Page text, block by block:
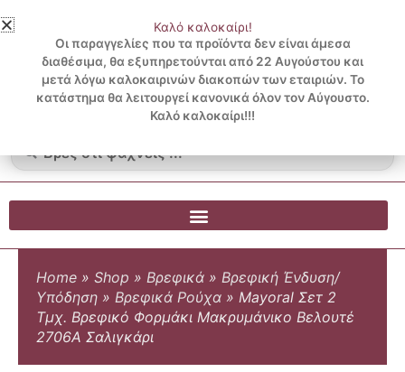
στο
περιεχόμενο
3 ΔΟΣΕΙΣ ΧΩΡΙΣ ΠΙΣΤΩΤΙΚΗ ΜΕ KLARNA
...
Λογαριασμός
Blog
0.00€
0
Cart
Home » Shop » Βρεφικά » Βρεφική Ένδυση/
Υπόδηση » Βρεφικά Ρούχα » Mayoral Σετ 2
Τμχ. Βρεφικό Φορμάκι Μακρυμάνικο Βελουτέ
2706A Σαλιγκάρι
Καλό καλοκαίρι!
Οι παραγγελίες που τα προϊόντα δεν είναι άμεσα
διαθέσιμα, θα εξυπηρετούνται από 22 Αυγούστου και
μετά λόγω καλοκαιρινών διακοπών των εταιριών. Το
κατάστημα θα λειτουργεί κανονικά όλον τον Αύγουστο.
Καλό καλοκαίρι!!!